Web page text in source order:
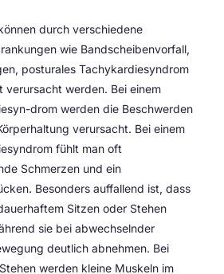
durch verschiedene
wie Bandscheibenvorfall,
posturales Tachykardiesyndrom
verursacht werden. Bei einem
drom werden die Beschwerden
verursacht. Bei einem
fühlt man oft
Schmerzen und ein
Besonders auffallend ist, dass
Sitzen oder Stehen
sie bei abwechselnder
deutlich abnehmen. Bei
werden kleine Muskeln im